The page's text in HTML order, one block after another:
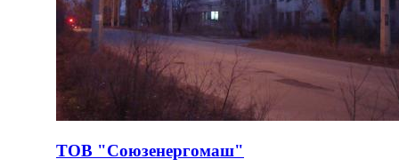
ТОВ "Союзенергомаш"